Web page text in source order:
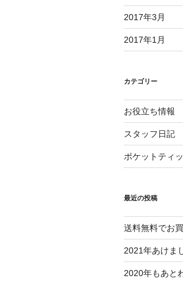
2017年3月
2017年1月
カテゴリー
お役立ち情報
スタッフ日記
ポケットティ
最近の投稿
送料無料でお
2021年あけま
2020年もあと